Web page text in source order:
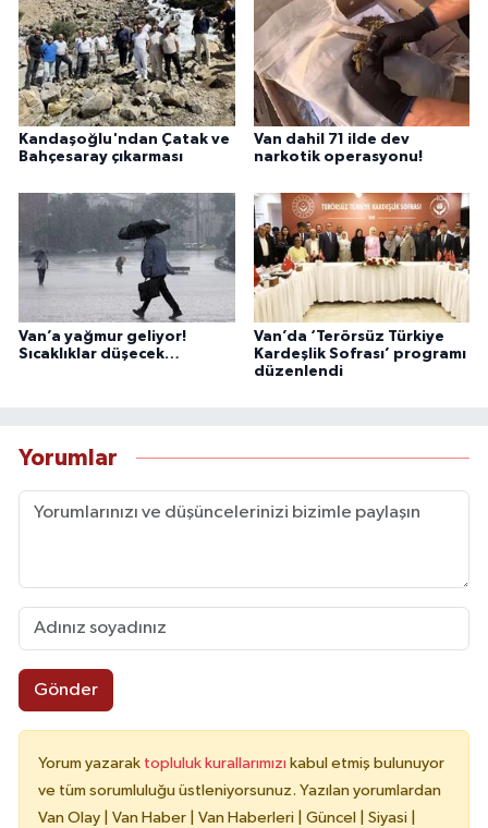
Kandaşoğlu'ndan Çatak ve
Bahçesaray çıkarması
Van dahil 71 ilde dev
narkotik operasyonu!
Van’a yağmur geliyor!
Sıcaklıklar düşecek…
Van’da ‘Terörsüz Türkiye
Kardeşlik Sofrası’ programı
düzenlendi
Yorumlar
Gönder
Yorum yazarak topluluk kurallarımızı kabul etmiş bulunuyor
ve tüm sorumluluğu üstleniyorsunuz. Yazılan yorumlardan
Van Olay | Van Haber | Van Haberleri | Güncel | Siyasi |